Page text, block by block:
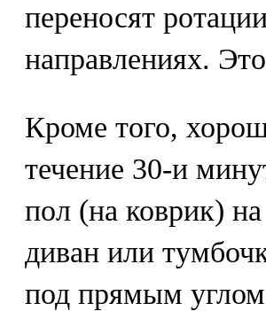
переносят
направлениях.
Кроме того,
течение 30-и
пол (на коврик)
диван или
под прямым